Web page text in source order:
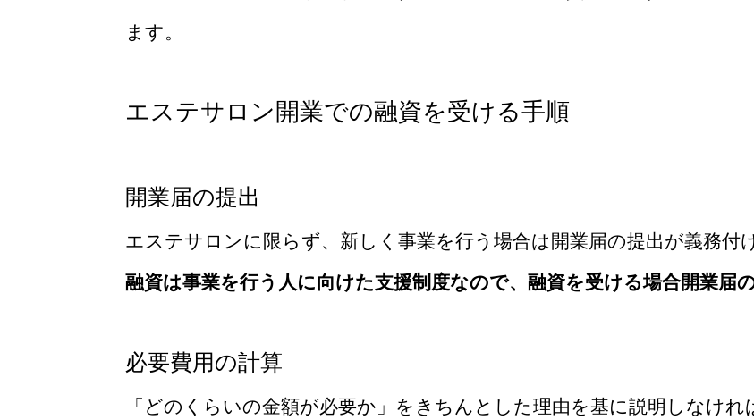
ます。
エステサロン開業での融資を受ける手順
開業届の提出
エステサロンに限らず、新しく事業を行う場合は開業届の提出が義務付
融資は事業を行う人に向けた支援制度なので、融資を受ける場合開業届
必要費用の計算
「どのくらいの金額が必要か」をきちんとした理由を基に説明しなけれ